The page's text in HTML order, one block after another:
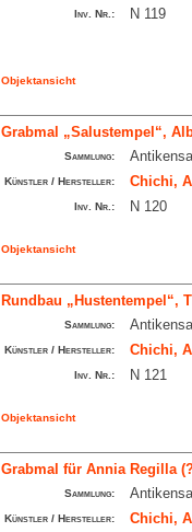
Inv. Nr.: N 119
Objektansicht
Grabmal „Salustempel“,
Sammlung:
Künstler / Hersteller: Chichi,
Inv. Nr.: N 120
Objektansicht
Rundbau „Hustentempel“,
Sammlung:
Künstler / Hersteller: Chichi,
Inv. Nr.: N 121
Objektansicht
Grabmal für Annia Regilla
Sammlung:
Künstler / Hersteller: Chichi,